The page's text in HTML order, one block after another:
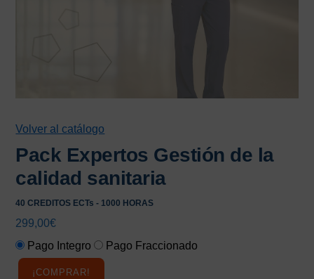
Volver al catálogo
Pack Expertos Gestión de la
calidad sanitaria
40 CREDITOS ECTs - 1000 HORAS
299,00€
Pago Integro Pago Fraccionado
¡COMPRAR!